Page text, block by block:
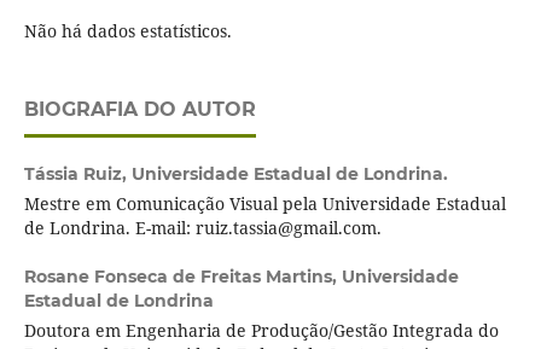
Não há dados estatísticos.
BIOGRAFIA DO AUTOR
Tássia Ruiz, Universidade Estadual de Londrina.
Mestre em Comunicação Visual pela Universidade Estadual
de Londrina. E-mail: ruiz.tassia@gmail.com.
Rosane Fonseca de Freitas Martins, Universidade
Estadual de Londrina
Doutora em Engenharia de Produção/Gestão Integrada do